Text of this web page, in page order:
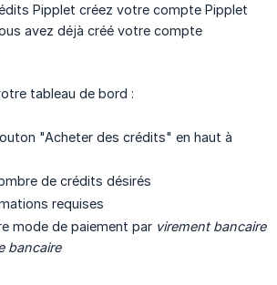
Pipplet créez votre compte Pipplet
avez déjà créé votre compte
tableau de bord :
"Acheter des crédits" en haut à
de crédits désirés
requises
mode de paiement par virement bancaire
bancaire